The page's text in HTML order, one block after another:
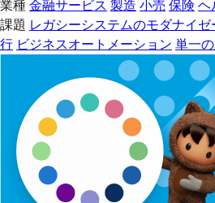
業種金融サービス 製造 小売 保険 ヘ
課題 レガシーシステムのモダナイゼ
行 ビジネスオートメーション 単一